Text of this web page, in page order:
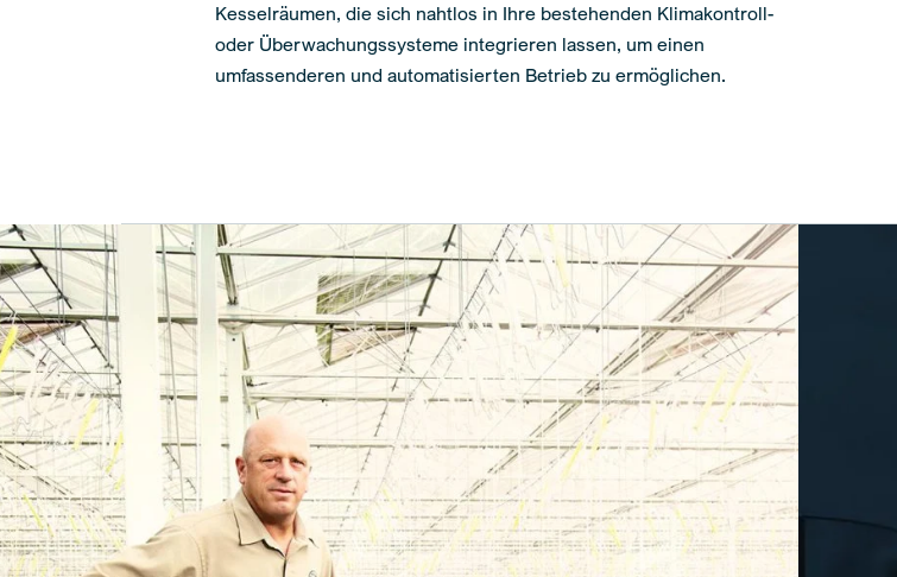
Kesselräumen, die sich nahtlos in Ihre bestehenden Klimakontroll-
oder Überwachungssysteme integrieren lassen, um einen
umfassenderen und automatisierten Betrieb zu ermöglichen.